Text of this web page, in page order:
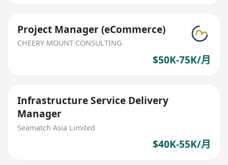
Project Manager (eCommerce)
CHEERY MOUNT CONSULTING
$50K-75K/月
Infrastructure Service Delivery
Manager
Seamatch Asia Limited
$40K-55K/月